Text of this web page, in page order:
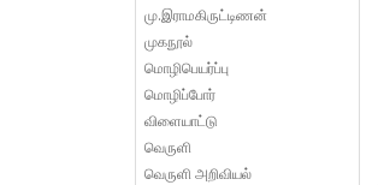
மு.இராமகிருட்டிணன்
முகநூல்
மொழிபெயர்ப்பு
மொழிப்போர்
விளையாட்டு
வெருளி
வெருளி அறிவியல்